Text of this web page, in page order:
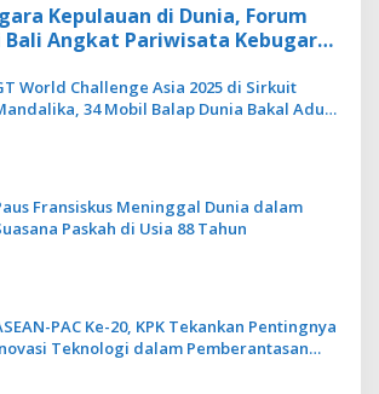
Kepulauan di Dunia, Forum
Bali Angkat Pariwisata Kebugaran
World Challenge Asia 2025 di Sirkuit
34 Mobil Balap Dunia Bakal Adu
Fransiskus Meninggal Dunia dalam
Paskah di Usia 88 Tahun
PAC Ke-20, KPK Tekankan Pentingnya
Teknologi dalam Pemberantasan